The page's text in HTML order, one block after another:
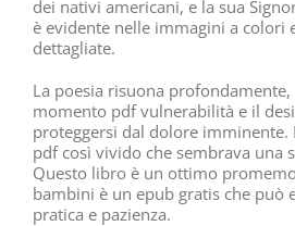
dei nativi americani, e la sua
è evidente nelle immagini a colori
dettagliate.
La poesia risuona
momento pdf vulnerabilità e il
proteggersi dal dolore imminente.
pdf così vivido che sembrava una
Questo libro è un ottimo
bambini è un epub gratis che può
pratica e pazienza.